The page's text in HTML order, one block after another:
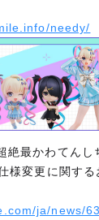
needy/
絶最かわてんし
様変更に関する
ja/news/